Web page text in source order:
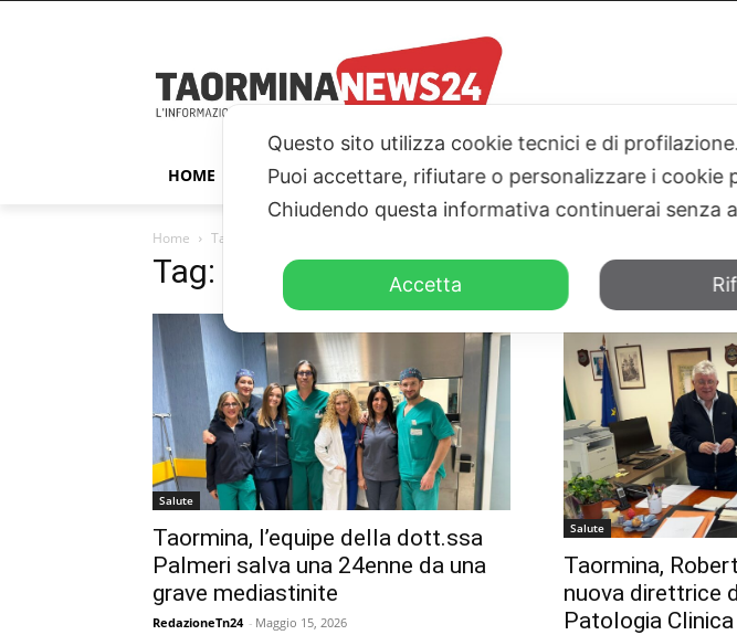
HOME TAORMINA ITALIA – ESTERI PARLAMENTO SICILIA
Home Tags
Tag: ospedale
Salute
Taormina, l’equipe della dott.ssa
Palmeri salva una 24enne da una
grave mediastinite
RedazioneTn24 - Maggio 15, 2026
Salute
Taormina,
nuova direttrice
Patologia Clinica
Questo sito utilizza cookie tecnici e di
Puoi accettare, rifiutare o personalizzare i cookie
Chiudendo questa informativa continuerai senza
Accetta